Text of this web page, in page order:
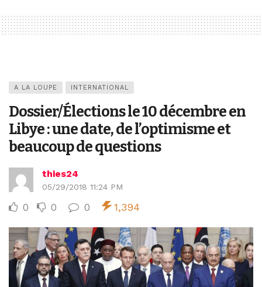
A LA LOUPE INTERNATIONAL
Dossier/Élections le 10 décembre en
Libye : une date, de l’optimisme et
beaucoup de questions
thies24
05/29/2018 11:24 PM
0 0 0 1,394